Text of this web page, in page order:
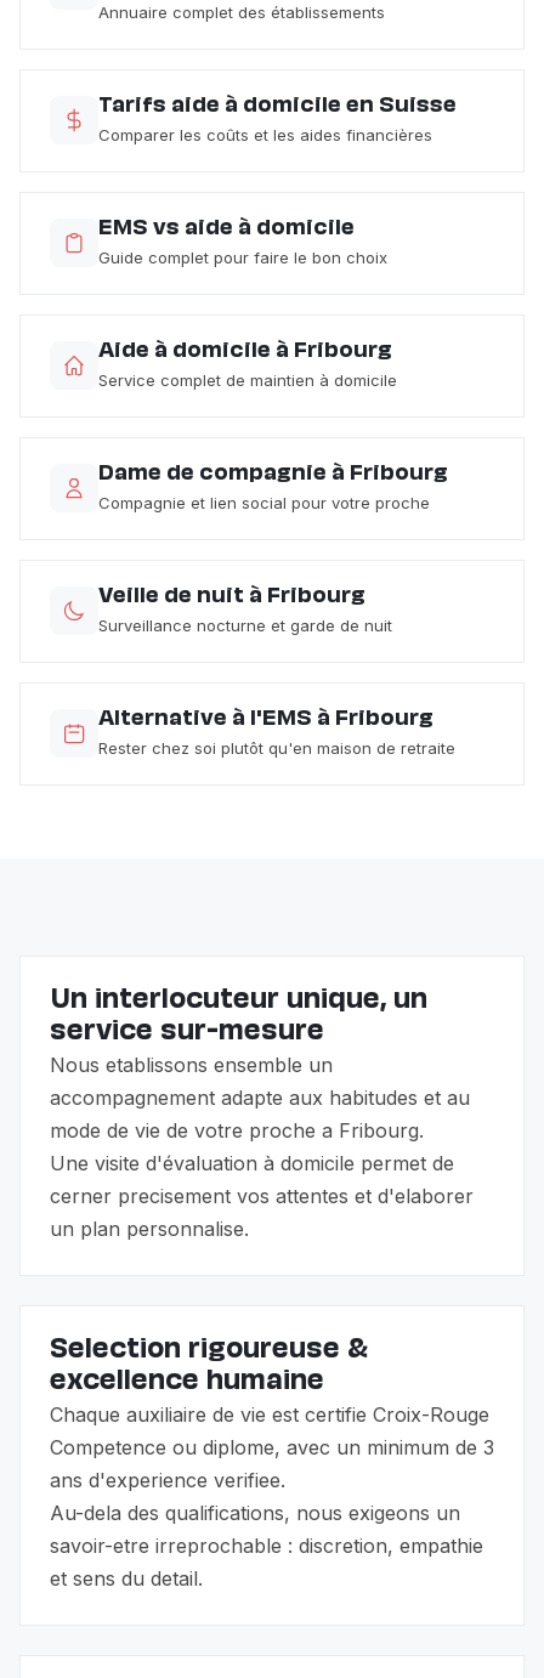
Annuaire complet des établissements
Tarifs aide à domicile en Suisse
Comparer les coûts et les aides financières
EMS vs aide à domicile
Guide complet pour faire le bon choix
Aide à domicile à Fribourg
Service complet de maintien à domicile
Dame de compagnie à Fribourg
Compagnie et lien social pour votre proche
Veille de nuit à Fribourg
Surveillance nocturne et garde de nuit
Alternative à l'EMS à Fribourg
Rester chez soi plutôt qu'en maison de retraite
Un interlocuteur unique, un
service sur-mesure
Nous etablissons ensemble un
accompagnement adapte aux habitudes et au
mode de vie de votre proche a Fribourg.
Une visite d'évaluation à domicile permet de
cerner precisement vos attentes et d'elaborer
un plan personnalise.
Selection rigoureuse &
excellence humaine
Chaque auxiliaire de vie est certifie Croix-Rouge
Competence ou diplome, avec un minimum de 3
ans d'experience verifiee.
Au-dela des qualifications, nous exigeons un
savoir-etre irreprochable : discretion, empathie
et sens du detail.